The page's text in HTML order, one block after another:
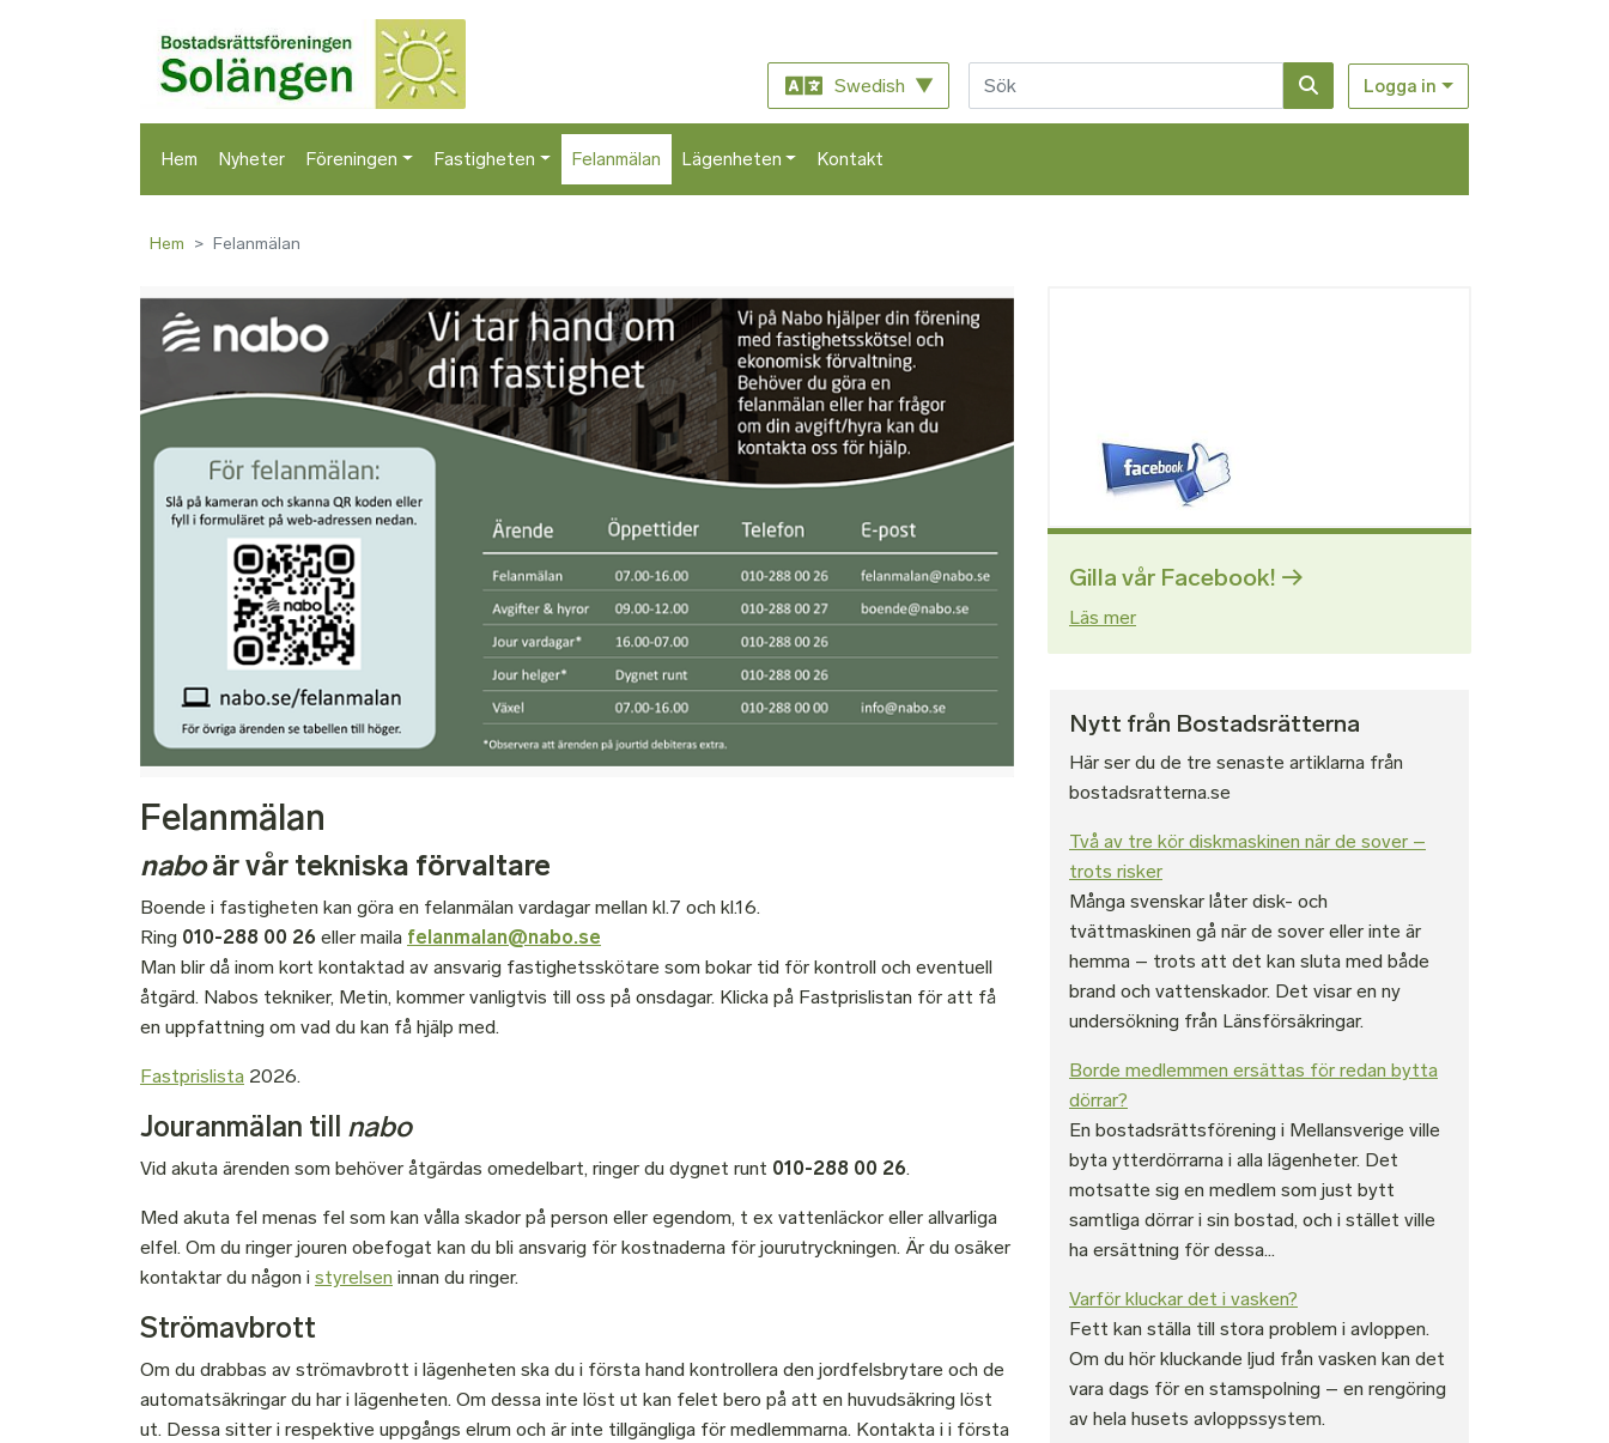
Logga in
Swedish ▼
Hem Nyheter Föreningen Fastigheten Felanmälan Lägenheten Kontakt
Hem Felanmälan
Felanmälan
naboär vår tekniska förvaltare
Boende i fastigheten kan göra en felanmälan vardagar mellan kl.7 och kl.16.
Ring 010-288 00 26 eller maila felanmalan@nabo.se
Man blir då inom kort kontaktad av ansvarig fastighetsskötare som bokar tid för kontroll och eventuell
åtgärd. Nabos tekniker, Metin, kommer vanligtvis till oss på onsdagar. Klicka på Fastprislistan för att få
en uppfattning om vad du kan få hjälp med.
Fastprislista 2026.
Jouranmälan till nabo
Vid akuta ärenden som behöver åtgärdas omedelbart, ringer du dygnet runt 010-288 00 26.
Med akuta fel menas fel som kan vålla skador på person eller egendom, t ex vattenläckor eller allvarliga
elfel. Om du ringer jouren obefogat kan du bli ansvarig för kostnaderna för jourutryckningen. Är du osäker
kontaktar du någon i styrelsen innan du ringer.
Strömavbrott
Om du drabbas av strömavbrott i lägenheten ska du i första hand kontrollera den jordfelsbrytare och de
automatsäkringar du har i lägenheten. Om dessa inte löst ut kan felet bero på att en huvudsäkring löst
ut. Dessa sitter i respektive uppgångs elrum och är inte tillgängliga för medlemmarna. Kontakta i i första
Gilla vår Facebook!
Läs mer
Nytt från Bostadsrätterna
Här ser du de tre senaste artiklarna från
bostadsratterna.se
Två av tre kör diskmaskinen när de sover –
trots risker
Många svenskar låter disk- och
tvättmaskinen gå när de sover eller inte är
hemma – trots att det kan sluta med både
brand och vattenskador. Det visar en ny
undersökning från Länsförsäkringar.
Borde medlemmen ersättas för redan bytta
dörrar?
En bostadsrättsförening i Mellansverige ville
byta ytterdörrarna i alla lägenheter. Det
motsatte sig en medlem som just bytt
samtliga dörrar i sin bostad, och i stället ville
ha ersättning för dessa...
Varför kluckar det i vasken?
Fett kan ställa till stora problem i avloppen.
Om du hör kluckande ljud från vasken kan det
vara dags för en stamspolning – en rengöring
av hela husets avloppssystem.